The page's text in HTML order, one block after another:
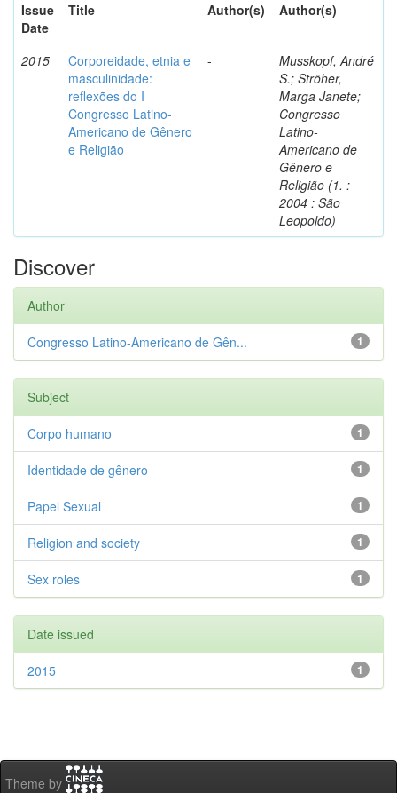
Issue
Date
Title Author(s) Author(s)
2015
Corporeidade, etnia e
masculinidade:
reflexões do I
Congresso Latino-
Americano de Gênero
e Religião
-
Musskopf, André
S.; Ströher,
Marga Janete;
Congresso
Latino-
Americano de
Gênero e
Religião (1. :
2004 : São
Leopoldo)
Discover
Author
1
Congresso Latino-Americano de Gên...
Subject
1
Corpo humano
1
Identidade de gênero
1
Papel Sexual
1
Religion and society
1
Sex roles
Date issued
1
2015
Theme by